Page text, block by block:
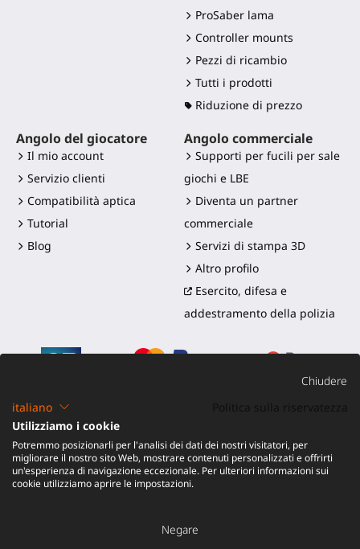
ProSaber lama
Controller mounts
Pezzi di ricambio
Tutti i prodotti
Riduzione di prezzo
Angolo del giocatore
Il mio account
Servizio clienti
Compatibilità aptica
Tutorial
Blog
Angolo commerciale
Supporti per fucili per sale
giochi e LBE
Diventa un partner
commerciale
Servizi di stampa 3D
Altro profilo
Esercito, difesa e
addestramento della polizia
©2016-2026 - ProTubeVR™
Spedizione e dazi|Garanzia| Reso e Rimborso
Chiudere
italiano
Utilizziamo i cookie
Potremmo posizionarli per l'analisi dei dati dei nostri visitatori, per
migliorare il nostro sito Web, mostrare contenuti personalizzati e offrirti
un'esperienza di navigazione eccezionale. Per ulteriori informazioni sui
cookie utilizziamo aprire le impostazioni.
Negare